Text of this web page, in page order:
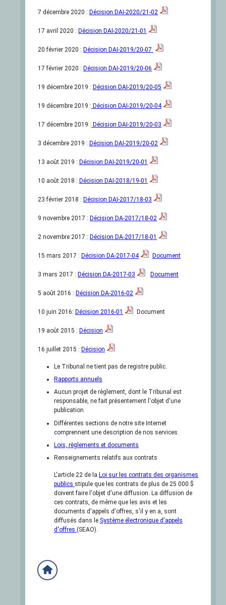
7 décembre 2020 : Décision DAI-2020/21-02
17 avril 2020 : Décision DAI-2020/21-01
20 février 2020 : Décision DAI-2019/20-07
17 février 2020 : Décision DAI-2019/20-06
19 décembre 2019 : Décision DAI-2019/20-05
19 décembre 2019 : Décision DAI-2019/20-04
17 décembre 2019 : Décision DAI-2019/20-03
3 décembre 2019 : Décision DAI-2019/20-02
13 août 2019 : Décision DAI-2019/20-01
10 août 2018 : Décision DAI-2018/19-01
23 février 2018 : Décision DAI-2017/18-03
9 novembre 2017 : Décision DA-2017/18-02
2 novembre 2017 : Décision DA-2017/18-01
15 mars 2017 : Décision DA-2017-04 Document
3 mars 2017 : Décision DA-2017-03 Document
5 août 2016 : Décision DA-2016-02
10 juin 2016: Décision 2016-01 Document
19 août 2015 : Décision
16 juillet 2015 : Décision
Le Tribunal ne tient pas de registre public.
Rapports annuels
Aucun projet de règlement, dont le Tribunal est
responsable, ne fait présentement l'objet d'une
publication
Différentes sections de notre site Internet
comprennent une description de nos services.
Lois, règlements et documents
Renseignements relatifs aux contrats
L'article 22 de la Loi sur les contrats des organismes
publics stipule que les contrats de plus de 25 000 $
doivent faire l'objet d'une diffusion. La diffusion de
ces contrats, de même que les avis et les
documents d'appels d'offres, s'il y en a, sont
diffusés dans le Système électronique d'appels
d'offres (SEAO).